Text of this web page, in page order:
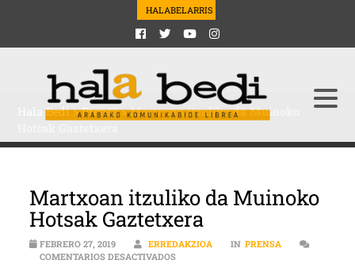
HALABELARRIS
Hala Bedi>Prensa>Martxoan itzuliko da Muinoko
Martxoan itzuliko da Muinoko
Hotsak Gaztetxera
FEBRERO 27, 2019 ERREDAKZIOA IN PRENSA
COMENTARIOS DESACTIVADOSEN MARTXOAN ITZULIKO DA MUINOKO